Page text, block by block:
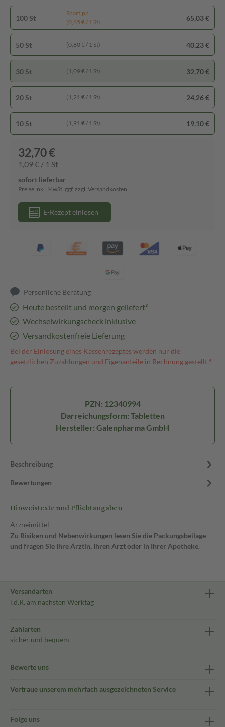
100 St
Spartipp
(0,65 € / 1 St)
65,03 €
50 St (0,80 € / 1 St) 40,23 €
30 St (1,09 € / 1 St) 32,70 €
20 St (1,21 € / 1 St) 24,26 €
10 St (1,91 € / 1 St) 19,10 €
32,70 €
1,09 € / 1 St
sofort lieferbar
Preise inkl. MwSt. ggf. zzgl. Versandkosten
E-Rezept einlösen
Persönliche Beratung
Heute bestellt und morgen geliefert³
Wechselwirkungscheck inklusive
Versandkostenfreie Lieferung
Bei der Einlösung eines Kassenrezeptes werden nur die
gesetzlichen Zuzahlungen und Eigenanteile in Rechnung gestellt.⁴
PZN: 12340994
Darreichungsform: Tabletten
Hersteller: Galenpharma GmbH
Beschreibung
Bewertungen
Hinweistexte und Pflichtangaben
Arzneimittel
Zu Risiken und Nebenwirkungen lesen Sie die Packungsbeilage
und fragen Sie Ihre Ärztin, Ihren Arzt oder in Ihrer Apotheke.
Versandarten
i.d.R. am nächsten Werktag
Zahlarten
sicher und bequem
Bewerte uns
Vertraue unserem mehrfach ausgezeichneten Service
Folge uns